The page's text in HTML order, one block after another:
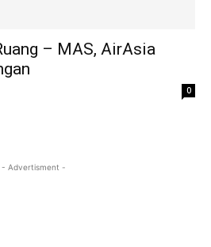
– MAS, AirAsia
0
- Advertisment -